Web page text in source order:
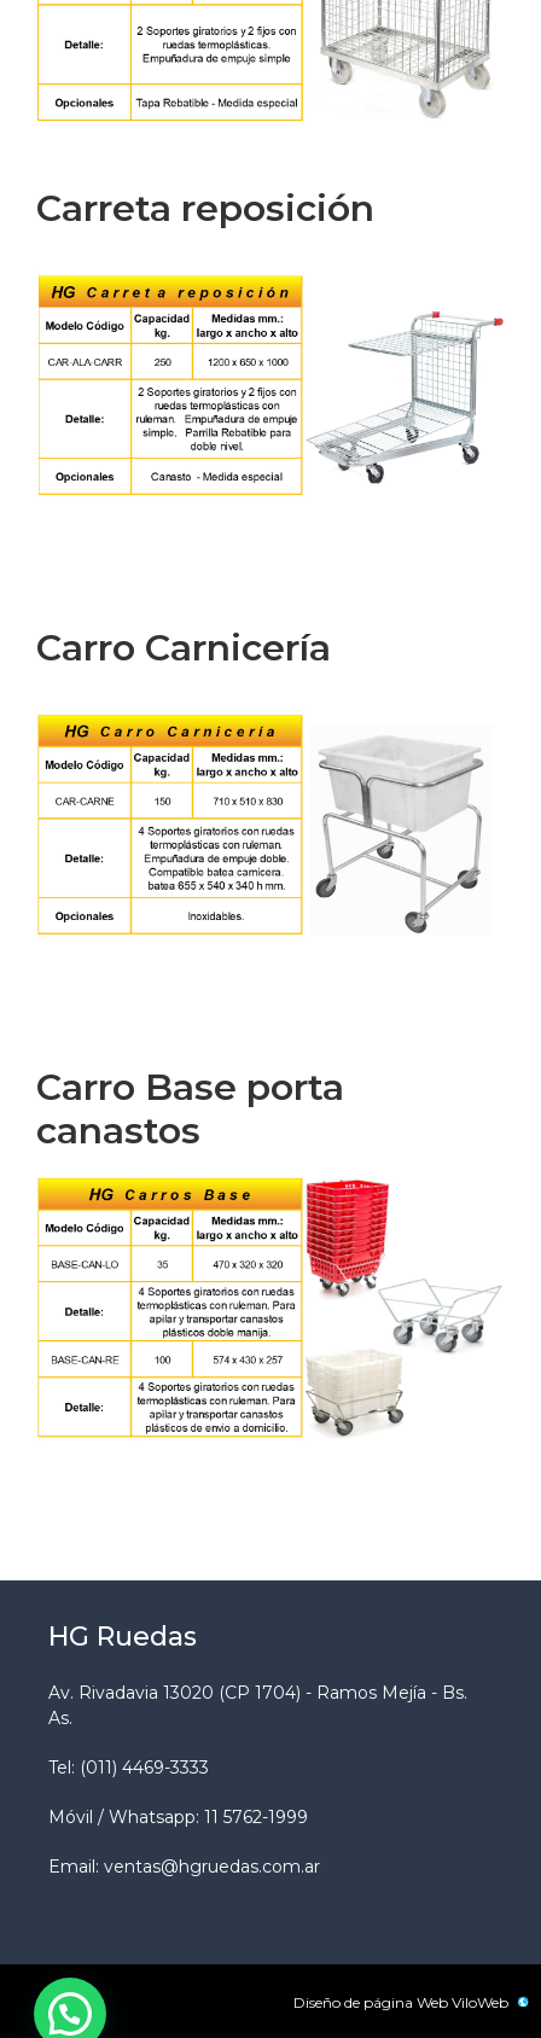
Carreta reposición
Carro Carnicería
Carro Base porta
canastos
HG Ruedas
Av. Rivadavia 13020 (CP 1704) - Ramos Mejía - Bs.
As.
Tel: (011) 4469-3333
Móvil / Whatsapp: 11 5762-1999
Email: ventas@hgruedas.com.ar
Diseño de página Web ViloWeb